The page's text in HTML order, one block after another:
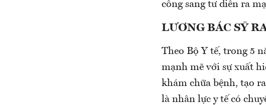
công sang tư diễn ra
LƯƠNG BÁC SỸ
Theo Bộ Y tế, trong 5
mạnh mẽ với sự xuất
khám chữa bệnh, tạo
là nhân lực y tế có